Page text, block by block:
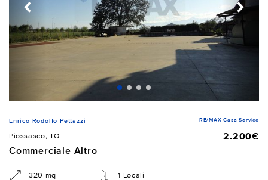
Enrico Rodolfo Pettazzi RE/MAX Casa Service
Piossasco, TO
2.200€
Commerciale Altro
320 mq 1 Locali